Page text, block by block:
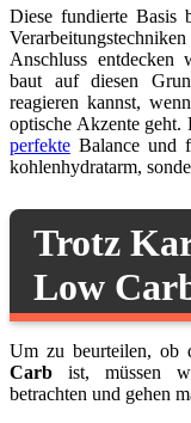
Diese fundierte Basis
Anschluss entdecken
baut auf diesen
reagieren kannst,
optische Akzente geht.
perfekte Balance und
kohlenhydratarm,
Trotz
Low
Um zu beurteilen, ob
Carb ist, müssen
betrachten und gehen